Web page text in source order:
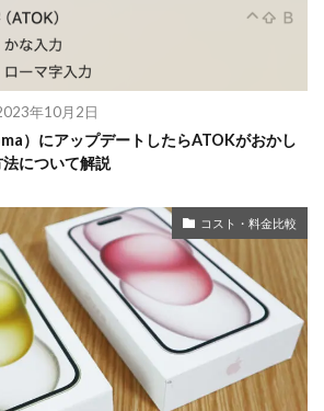
年10月2日
）にアップデートしたらATOKがおかし
について解説
コスト・料金比較